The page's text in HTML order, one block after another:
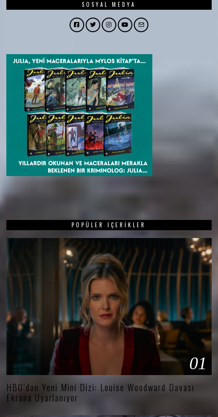
SOSYAL MEDYA
Facebook
TwitterInstagram
YouTubeEmail
POPÜLER İÇERIKLER
01
HBO’dan Yeni Mini Dizi: Louise Woodward Davası
Ekrana Uyarlanıyor